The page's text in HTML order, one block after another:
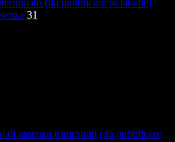
(da pubblicare in tabelle)
31
di assenza trimestrali (da pubblicare